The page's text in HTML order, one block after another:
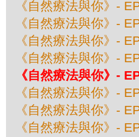
《自然療法與你》-
《自然療法與你》-
《自然療法與你》-
《自然療法與你》-
《自然療法與你》-
《自然療法與你》-
《自然療法與你》-
《自然療法與你》-